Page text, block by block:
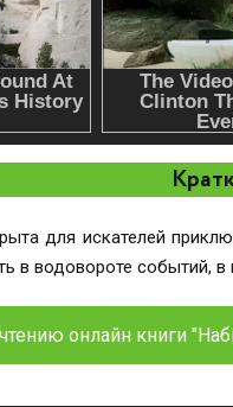
для искателей
в водовороте событий,
онлайн книги